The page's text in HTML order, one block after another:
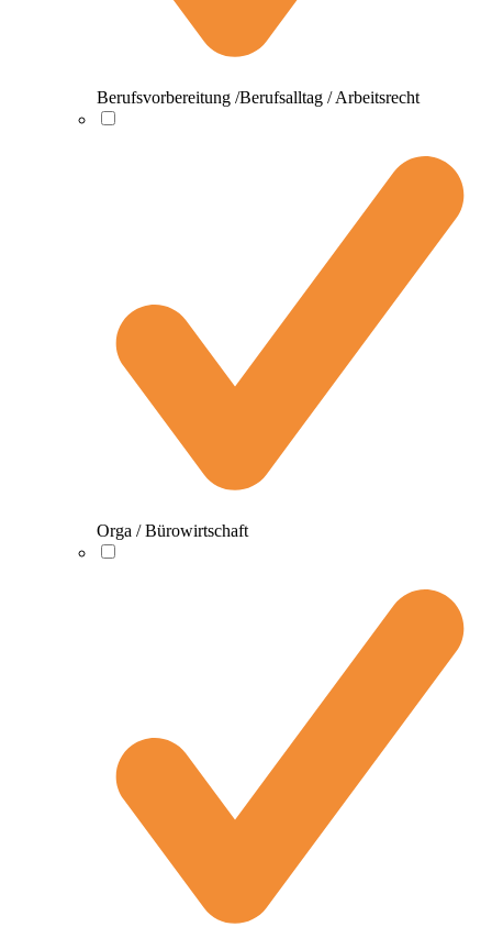
Berufsvorbereitung /Berufsalltag / Arbeitsrecht
Orga / Bürowirtschaft